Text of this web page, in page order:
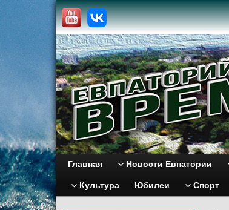
Главная Новости Евпатории
Культура Юбилеи Спорт